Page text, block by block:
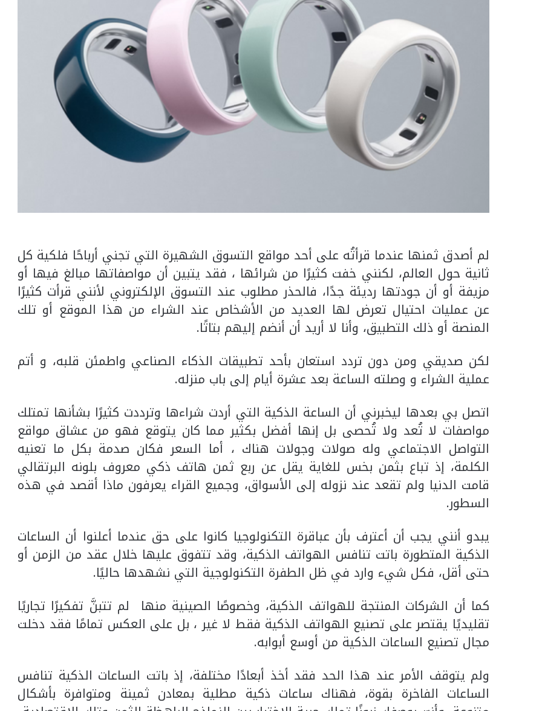
لم أصدق ثمنها عندما قرأتُه على أحد مواقع التسوق الشهيرة التي تجني أرباحًا فلكية كل
ثانية حول العالم، لكنني خفت كثيرًا من شرائها ، فقد يتبين أن مواصفاتها مبالغ فيها أو
مزيفة أو أن جودتها رديئة جدًا، فالحذر مطلوب عند التسوق الإلكتروني لأنني قرأت كثيرًا
عن عمليات احتيال تعرض لها العديد من الأشخاص عند الشراء من هذا الموقع أو تلك
المنصة أو ذلك التطبيق، وأنا لا أريد أن أنضم إليهم بتاتًا.
لكن صديقي ومن دون تردد استعان بأحد تطبيقات الذكاء الصناعي واطمئن قلبه، و أتم
عملية الشراء و وصلته الساعة بعد عشرة أيام إلى باب منزله.
اتصل بي بعدها ليخبرني أن الساعة الذكية التي أردت شراءها وترددت كثيرًا بشأنها تمتلك
مواصفات لا تُعد ولا تُحصى بل إنها أفضل بكثير مما كان يتوقع فهو من عشاق مواقع
التواصل الاجتماعي وله صولات وجولات هناك ، أما السعر فكان صدمة بكل ما تعنيه
الكلمة، إذ تباع بثمن بخس للغاية يقل عن ربع ثمن هاتف ذكي معروف بلونه البرتقالي
قامت الدنيا ولم تقعد عند نزوله إلى الأسواق، وجميع القراء يعرفون ماذا أقصد في هذه
السطور.
يبدو أنني يجب أن أعترف بأن عباقرة التكنولوجيا كانوا على حق عندما أعلنوا أن الساعات
الذكية المتطورة باتت تنافس الهواتف الذكية، وقد تتفوق عليها خلال عقد من الزمن أو
حتى أقل، فكل شيء وارد في ظل الطفرة التكنولوجية التي نشهدها حاليًا.
كما أن الشركات المنتجة للهواتف الذكية، وخصوصًا الصينية منها لم تتبنَّ تفكيرًا تجاريًا
تقليديًا يقتصر على تصنيع الهواتف الذكية فقط لا غير ، بل على العكس تمامًا فقد دخلت
مجال تصنيع الساعات الذكية من أوسع أبوابه.
ولم يتوقف الأمر عند هذا الحد فقد أخذ أبعادًا مختلفة، إذ باتت الساعات الذكية تنافس
الساعات الفاخرة بقوة، فهناك ساعات ذكية مطلية بمعادن ثمينة ومتوافرة بأشكال